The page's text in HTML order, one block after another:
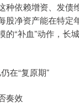
依赖增资、发债
股净资产能在特定
的“补血”动作，长
在“复原期”
奏效